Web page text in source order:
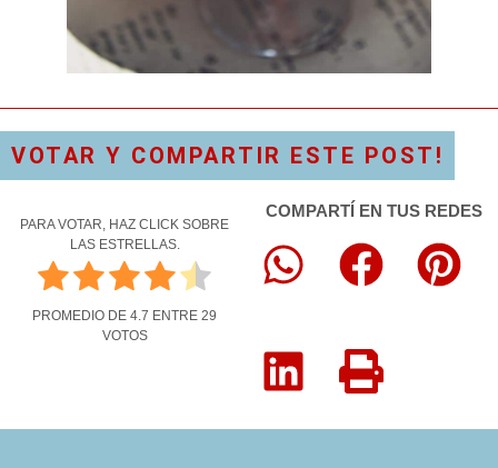
VOTAR Y COMPARTIR ESTE POST!
PARA VOTAR, HAZ CLICK SOBRE
LAS ESTRELLAS.
PROMEDIO DE 4.7 ENTRE 29
VOTOS
COMPARTÍ EN TUS REDES